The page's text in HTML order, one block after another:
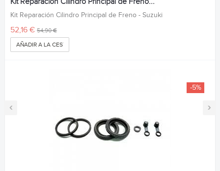
‹ ›
Kit Reparación Cilindro Principal de Freno - Suzuki
52,16 € 54,90 €
AÑADIR A LA CESTA
-5%